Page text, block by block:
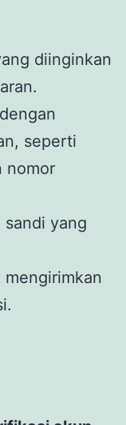
diinginkan
seperti
nomor
sandi yang